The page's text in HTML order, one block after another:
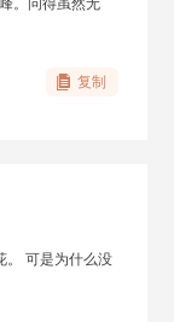
。问得虽然无
复制
。 可是为什么没